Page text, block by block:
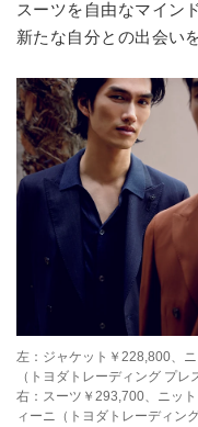
スーツを自由なマイン
新たな自分との出会い
左：ジャケット￥228,800、
（トヨダトレーディング プレ
右：スーツ￥293,700、ニッ
ィーニ（トヨダトレーディン